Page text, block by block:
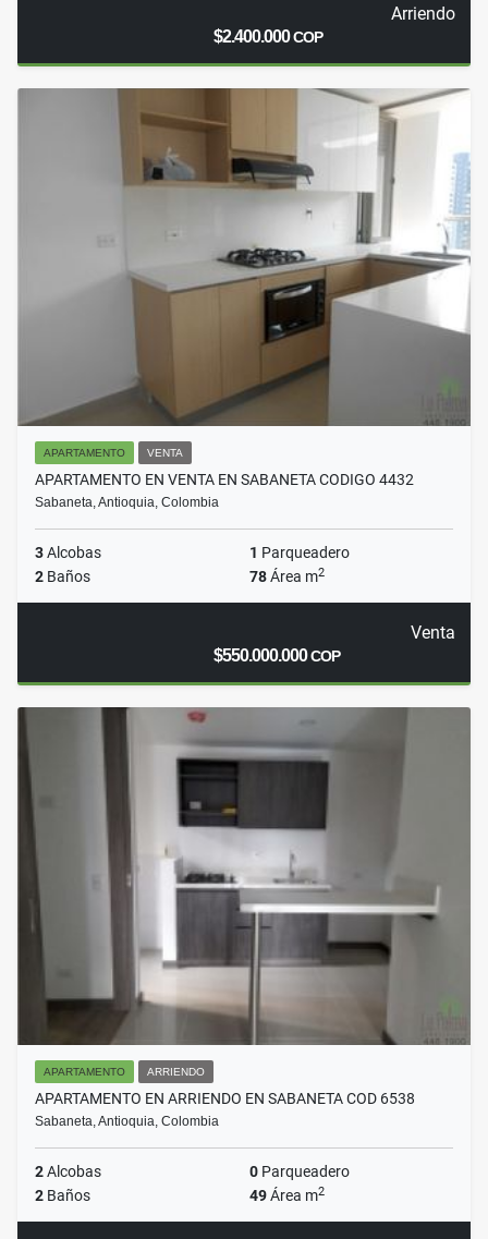
Arriendo
$2.400.000COP
APARTAMENTO VENTA
APARTAMENTO EN VENTA EN SABANETA CODIGO 4432
Sabaneta, Antioquia, Colombia
3Alcobas 1 Parqueadero
2 Baños 78Área m2
Venta
$550.000.000COP
APARTAMENTO ARRIENDO
APARTAMENTO EN ARRIENDO EN SABANETA COD 6538
Sabaneta, Antioquia, Colombia
2Alcobas 0 Parqueadero
2 Baños 49Área m2